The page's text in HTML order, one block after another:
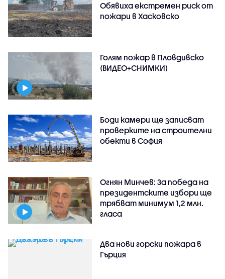
Обявиха екстремен риск от
пожари в Хасковско
Голям пожар в Пловдивско
(ВИДЕО+СНИМКИ)
Боди камери ще записват
проверките на строителни
обекти в София
Огнян Минчев: За победа на
президентските избори ще
трябват минимум 1,2 млн.
гласа
Два нови горски пожара в
Гърция